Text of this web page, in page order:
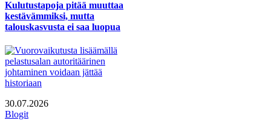
Kulutustapoja pitää muuttaa
kestävämmiksi, mutta
talouskasvusta ei saa luopua
30.07.2026
Blogit